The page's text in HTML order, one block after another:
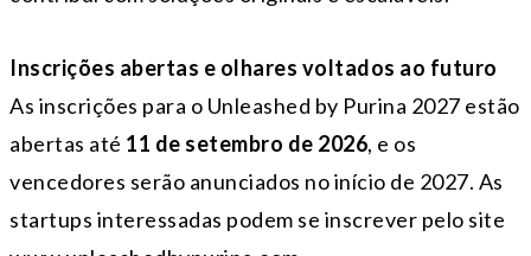
Inscrições abertas e olhares voltados ao futuro
As inscrições para o Unleashed by Purina 2027 estão
abertas até 11 de setembro de 2026, e os
vencedores serão anunciados no início de 2027. As
startups interessadas podem se inscrever pelo site